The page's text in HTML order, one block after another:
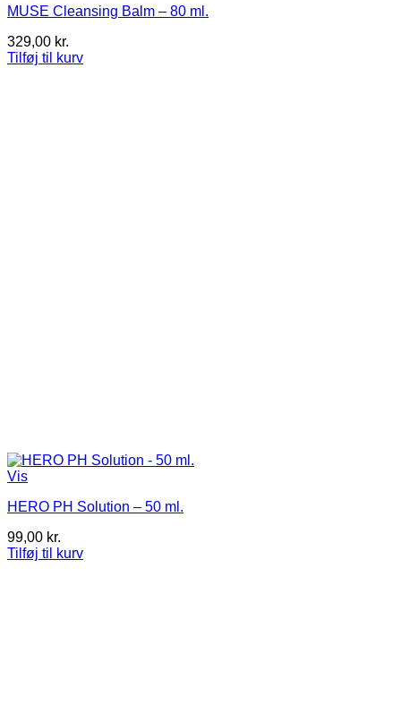
MUSE Cleansing Balm – 80 ml.
329,00 kr.
Tilføj til kurv
Vis
HERO PH Solution – 50 ml.
99,00 kr.
Tilføj til kurv